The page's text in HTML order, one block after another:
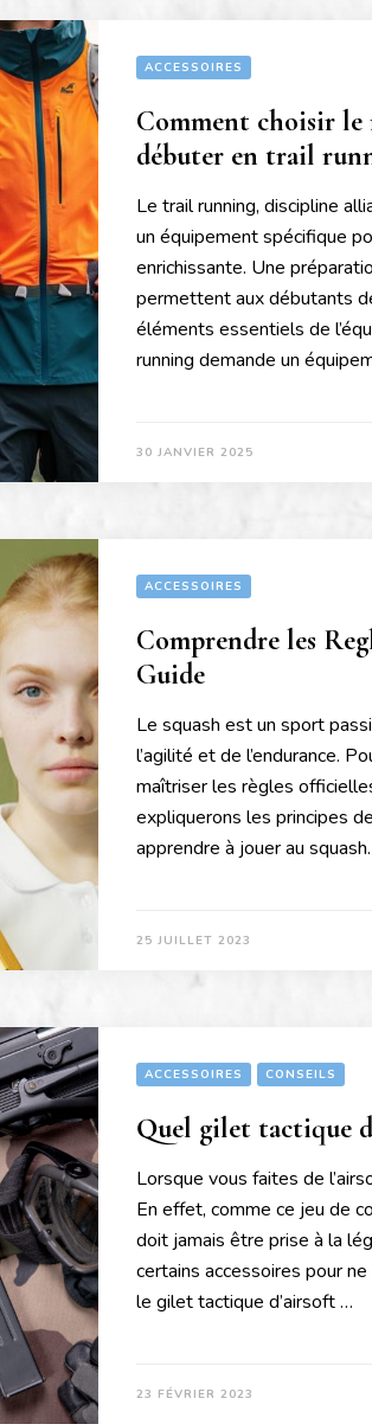
ACCESSOIRES
Comment choisir
débuter en trail
Le trail running, discipline
un équipement spécifique
enrichissante. Une
permettent aux débutants
éléments essentiels de
running demande un
30 JANVIER 2025
ACCESSOIRES
Comprendre les
Guide
Le squash est un sport
l’agilité et de l’endurance.
maîtriser les règles
expliquerons les principes
apprendre à jouer au
25 JUILLET 2023
ACCESSOIRES CONSEILS
Quel gilet tactique
Lorsque vous faites de
En effet, comme ce jeu de
doit jamais être prise à la
certains accessoires pour
le gilet tactique d’airsoft …
23 FÉVRIER 2023